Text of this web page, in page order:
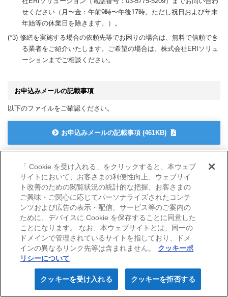
せください（月〜金：午前9時〜午後17時。ただし祝日および年末
年始等の休業日を除きます。）。
(*3) 修繕を実施する場合の依頼先等でお困りの場合は、無料で信頼でき
る業者をご紹介いたします。ご希望の場合は、株式会社ERIソリュ
ーションまでご相談ください。
お申込みメールの記載事項
以下のファイルをご確認ください。
お申込みメールの記載事項 (461KB)
お申込み時に必要な資料（「お申込みメールの記載事項」もあわせ
てご確認ください）」
①診断依頼フォーム
診断依頼フォーム (222KB)
診断依頼フォーム作成の流れ (607KB)
②維持保全計画書 ブランクフォーム
検索 代理店のご案内 お問い合わせ
「 Cookie を受け入れる」をクリックすると、本ウェブ
サイトにおいて、お客さまの利便性向上、ウェブサイ
ト改善のための閲覧状況の統計的な把握、お客さまの
ご興味・ご関心に応じてパーソナライズされたコンテ
ンツおよび広告の表示・配信、サービス等のご案内の
ために、デバイスに Cookie を保存することに同意した
ことになります。 なお、本ウェブサイトとは、同一の
ドメインで管理されているサイトを指しており、ドメ
インの異なるリンク先等は含まれません。
クッキーポ
リシーについて
クッキーを拒否する
クッキーを受け入れる